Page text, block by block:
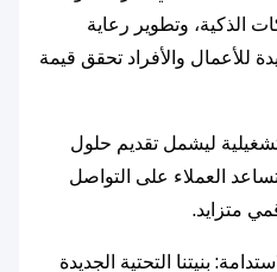
الذكية، وتطوير رعاية
للأعمال والأفراد تحقق قيمة
ليشمل تقديم حلول
العملاء على التواصل
متزايد.
بنيتنا التحتية الجديدة